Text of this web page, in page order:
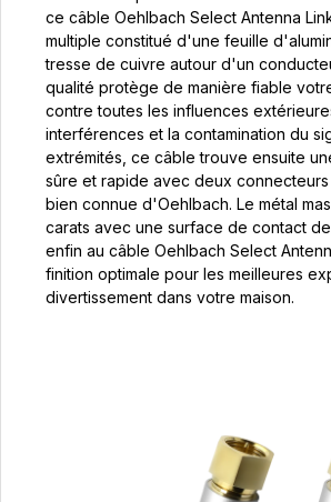
ce câble Oehlbach Select Antenna
multiple constitué d'une feuille
tresse de cuivre autour d'un
qualité protège de manière fiable
contre toutes les influences
interférences et la contamination du
extrémités, ce câble trouve ensuite
sûre et rapide avec deux connecteurs
bien connue d'Oehlbach. Le métal
carats avec une surface de contact
enfin au câble Oehlbach Select
finition optimale pour les meilleures
divertissement dans votre maison.